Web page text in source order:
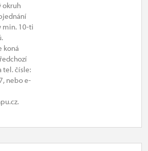
11.-31. 12.
okruh
min. 10-ti
koná
tel. čísle:
nebo e-